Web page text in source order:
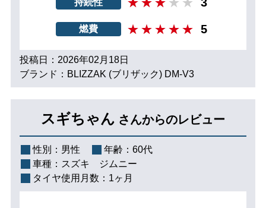
燃費 5
投稿日：2026年02月18日
ブランド：BLIZZAK (ブリザック) DM-V3
スギちゃん さんからのレビュー
性別： 男性 年齢： 60代
車種： スズキ ジムニー
タイヤ使用月数： 1ヶ月